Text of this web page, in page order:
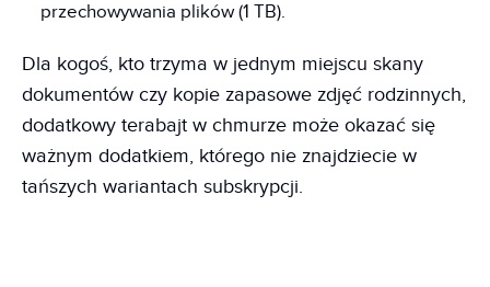
przechowywania plików (1 TB).
Dla kogoś, kto trzyma w jednym miejscu skany
dokumentów czy kopie zapasowe zdjęć rodzinnych,
dodatkowy terabajt w chmurze może okazać się
ważnym dodatkiem, którego nie znajdziecie w
tańszych wariantach subskrypcji.